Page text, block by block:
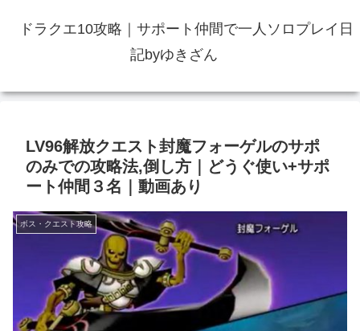
ドラクエ10攻略｜サポート仲間で一人ソロプレイ日
記byゆきざん
LV96解放クエスト封魔フォーゲルのサポ
のみでの攻略法,倒し方｜どうぐ使い+サポ
ート仲間３名｜動画あり
ボス・クエスト攻略